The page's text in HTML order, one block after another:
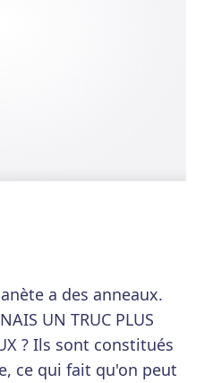
a des anneaux.
UN TRUC PLUS
? Ils sont constitués
ce qui fait qu'on peut